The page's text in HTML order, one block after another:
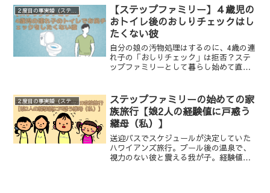
た彼の真意とは？夫婦間の認識のズレに
直面します。
【ステップファミリー】４歳児の
おトイレ後のおしりチェックはし
たくない彼
自分の娘の汚物処理はするのに、4歳の連
れ子の「おしりチェック」は拒否？ステ
ップファミリーとして暮らし始めて直面
の薄笑いと、洗濯物から見えた実子の衛
生管理の実態。ステップファミリー崩壊
要因の１つになったのであろうトイレ事
情を綴ります。
２度目の事実婚（ステップファミリー）
ステップファミリーの始めての家
族旅行【娘2人の経験値に戸惑う
継母（私）】
送迎バスでスケジュールが決定していた
ハワイアンズ旅行。プール後の温泉で、
視力のない彼と震える我が子。経験値が